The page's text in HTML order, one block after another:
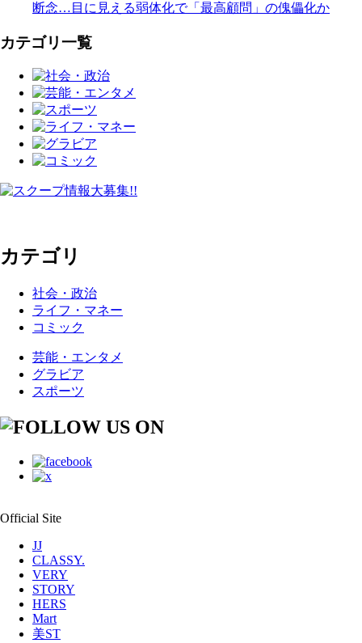
断念…目に見える弱体化で「最高顧問」の傀儡化か
カテゴリ一覧
カテゴリ
社会・政治
ライフ・マネー
コミック
芸能・エンタメ
グラビア
スポーツ
Official Site
JJ
CLASSY.
VERY
STORY
HERS
Mart
美ST